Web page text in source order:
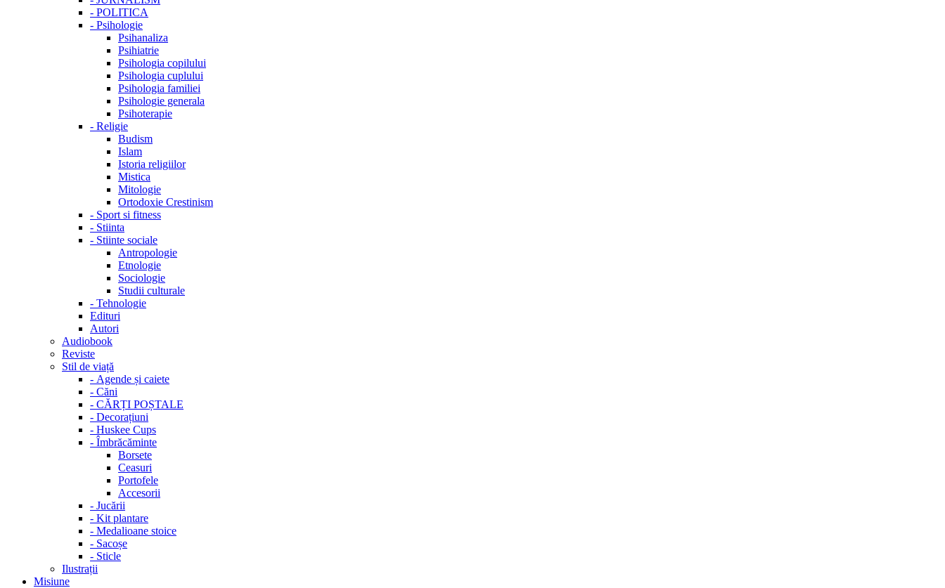
- POLITICA
- Psihologie
Psihanaliza
Psihiatrie
Psihologia copilului
Psihologia cuplului
Psihologia familiei
Psihologie generala
Psihoterapie
- Religie
Budism
Islam
Istoria religiilor
Mistica
Mitologie
Ortodoxie Crestinism
- Sport si fitness
- Stiinta
- Stiinte sociale
Antropologie
Etnologie
Sociologie
Studii culturale
- Tehnologie
Edituri
Autori
Audiobook
Reviste
Stil de viață
- Agende și caiete
- Căni
- CĂRȚI POȘTALE
- Decorațiuni
- Huskee Cups
- Îmbrăcăminte
Borsete
Ceasuri
Portofele
Accesorii
- Jucării
- Kit plantare
- Medalioane stoice
- Sacoșe
- Sticle
Ilustrații
Misiune